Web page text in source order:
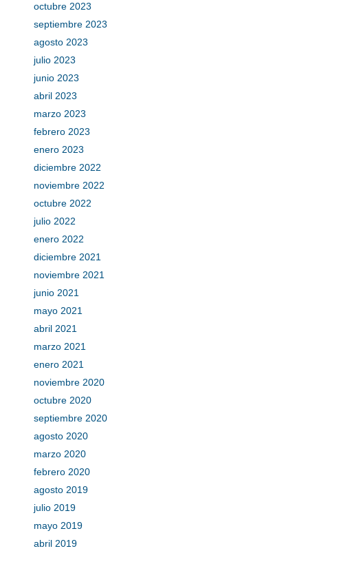
octubre 2023
septiembre 2023
agosto 2023
julio 2023
junio 2023
abril 2023
marzo 2023
febrero 2023
enero 2023
diciembre 2022
noviembre 2022
octubre 2022
julio 2022
enero 2022
diciembre 2021
noviembre 2021
junio 2021
mayo 2021
abril 2021
marzo 2021
enero 2021
noviembre 2020
octubre 2020
septiembre 2020
agosto 2020
marzo 2020
febrero 2020
agosto 2019
julio 2019
mayo 2019
abril 2019